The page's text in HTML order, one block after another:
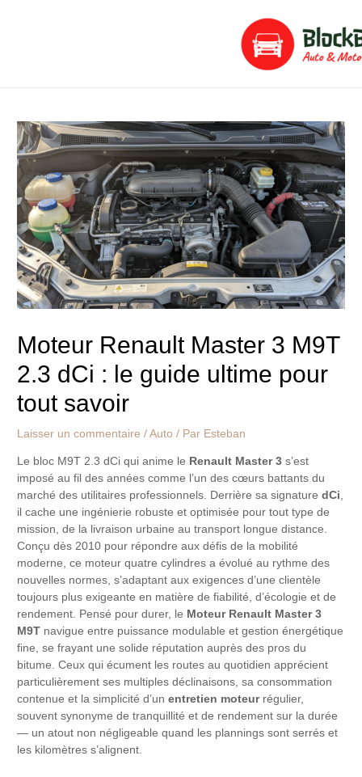
Moteur Renault Master 3 M9T
2.3 dCi : le guide ultime pour
tout savoir
Laisser un commentaire /Auto / Par Esteban
Le bloc M9T 2.3 dCi qui anime le Renault Master 3 s’est
imposé au fil des années comme l’un des cœurs battants du
marché des utilitaires professionnels. Derrière sa signaturedCi,
il cache une ingénierie robuste et optimisée pour tout type de
mission, de la livraison urbaine au transport longue distance.
Conçu dès 2010 pour répondre aux défis de la mobilité
moderne, ce moteur quatre cylindres a évolué au rythme des
nouvelles normes, s’adaptant aux exigences d’une clientèle
toujours plus exigeante en matière de fiabilité, d’écologie et de
rendement. Pensé pour durer, le Moteur Renault Master 3
M9T navigue entre puissance modulable et gestion énergétique
fine, se frayant une solide réputation auprès des pros du
bitume. Ceux qui écument les routes au quotidien apprécient
particulièrement ses multiples déclinaisons, sa consommation
contenue et la simplicité d’unentretien moteurrégulier,
souvent synonyme de tranquillité et de rendement sur la durée
— un atout non négligeable quand les plannings sont serrés et
les kilomètres s’alignent.